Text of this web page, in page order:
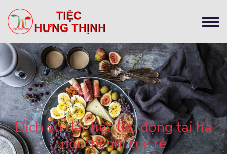
Dịch vụ đặt tiệc lưu động tại hà
nội chi phí cực rẻ